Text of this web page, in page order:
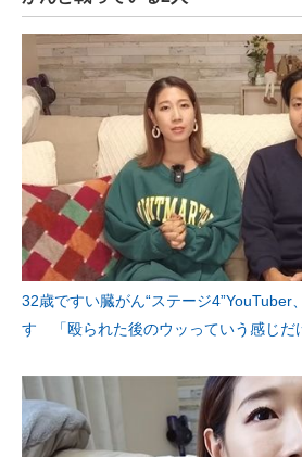
進化するPCとデバイスの未来
好きが集まる 比べて選べる
ビジネスと働き方のヒント
AI活用のいまが分かる
企業ITのトレンドを詳説
経営リーダーのコミュニティ
ITエンジニア向け専門サイト
企業向けIT製品の総合サイト
32歳ですい臓がん“ステージ4”YouTuber
す 「殴られた後のウッっていう感じだ